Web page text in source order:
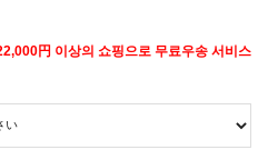
円 이상의 쇼핑으로 무료우송 서비스